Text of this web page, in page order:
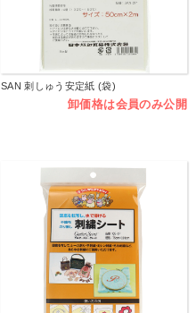
SAN 刺しゅう安定紙 (袋)
卸価格は会員のみ公開